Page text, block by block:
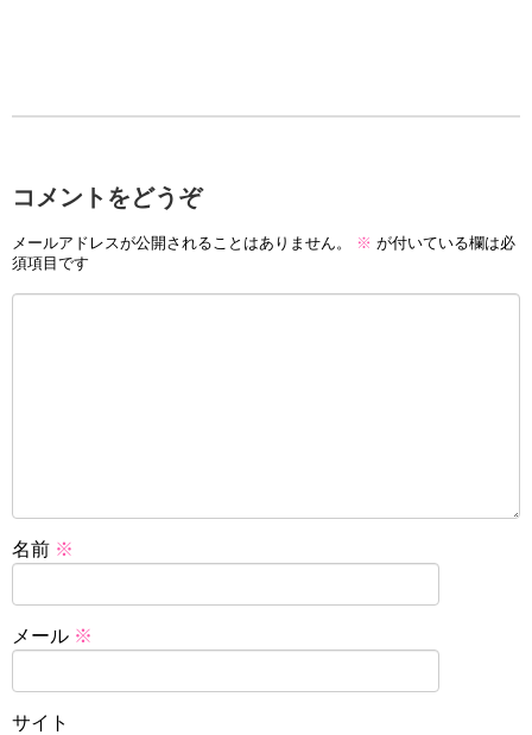
コメントをどうぞ
メールアドレスが公開されることはありません。 ※ が付いている欄は必
須項目です
名前 ※
メール ※
サイト